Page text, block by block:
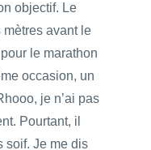
objectif. Le
mètres avant le
le marathon
occasion, un
je n’ai pas
Pourtant, il
soif. Je me dis